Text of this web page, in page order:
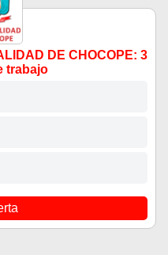
DE CHOCOPE: 3
trabajo